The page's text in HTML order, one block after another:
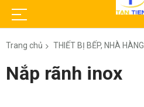
Trang chủ THIẾT BỊ BẾP, NHÀ HÀNG
Nắp rãnh inox